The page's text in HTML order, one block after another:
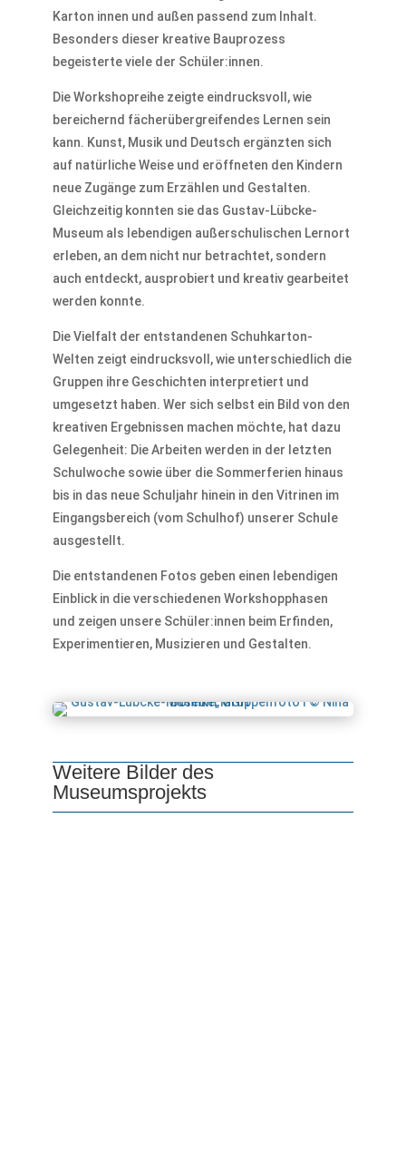
Karton innen und außen passend zum Inhalt.
Besonders dieser kreative Bauprozess
begeisterte viele der Schüler:innen.
Die Workshopreihe zeigte eindrucksvoll, wie
bereichernd fächerübergreifendes Lernen sein
kann. Kunst, Musik und Deutsch ergänzten sich
auf natürliche Weise und eröffneten den Kindern
neue Zugänge zum Erzählen und Gestalten.
Gleichzeitig konnten sie das Gustav-Lübcke-
Museum als lebendigen außerschulischen Lernort
erleben, an dem nicht nur betrachtet, sondern
auch entdeckt, ausprobiert und kreativ gearbeitet
werden konnte.
Die Vielfalt der entstandenen Schuhkarton-
Welten zeigt eindrucksvoll, wie unterschiedlich die
Gruppen ihre Geschichten interpretiert und
umgesetzt haben. Wer sich selbst ein Bild von den
kreativen Ergebnissen machen möchte, hat dazu
Gelegenheit: Die Arbeiten werden in der letzten
Schulwoche sowie über die Sommerferien hinaus
bis in das neue Schuljahr hinein in den Vitrinen im
Eingangsbereich (vom Schulhof) unserer Schule
ausgestellt.
Die entstandenen Fotos geben einen lebendigen
Einblick in die verschiedenen Workshopphasen
und zeigen unsere Schüler:innen beim Erfinden,
Experimentieren, Musizieren und Gestalten.
Weitere Bilder des
Museumsprojekts